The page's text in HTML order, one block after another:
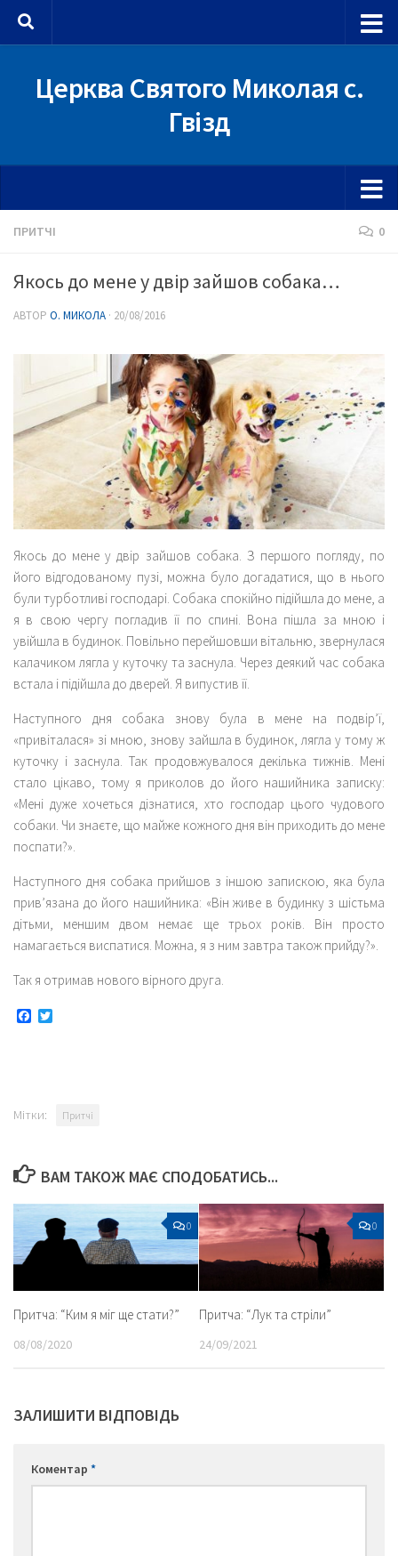
Skip to content
Церква Святого Миколая с.
Гвізд
ПРИТЧІ 0
Якось до мене у двір зайшов собака…
АВТОР О. МИКОЛА · 20/08/2016
Якось до мене у двір зайшов собака. З першого погляду, по
його відгодованому пузі, можна було догадатися, що в нього
були турботливі господарі. Собака спокійно підійшла до мене, а
я в свою чергу погладив її по спині. Вона пішла за мною і
увійшла в будинок. Повільно перейшовши вітальню, звернулася
калачиком лягла у куточку та заснула. Через деякий час собака
встала і підійшла до дверей. Я випустив її.
Наступного дня собака знову була в мене на подвір’ї,
«привіталася» зі мною, знову зайшла в будинок, лягла у тому ж
куточку і заснула. Так продовжувалося декілька тижнів. Мені
стало цікаво, тому я приколов до його нашийника записку:
«Мені дуже хочеться дізнатися, хто господар цього чудового
собаки. Чи знаєте, що майже кожного дня він приходить до мене
поспати?».
Наступного дня собака прийшов з іншою запискою, яка була
прив’язана до його нашийника: «Він живе в будинку з шістьма
дітьми, меншим двом немає ще трьох років. Він просто
намагається виспатися. Можна, я з ним завтра також прийду?».
Так я отримав нового вірного друга.
Facebook
Мітки: Притчі
ВАМ ТАКОЖ МАЄ СПОДОБАТИСЬ...
0
Притча: “Ким я міг ще стати?”
08/08/2020
0
Притча: “Лук та стріли”
24/09/2021
ЗАЛИШИТИ ВІДПОВІДЬ
Коментар *